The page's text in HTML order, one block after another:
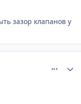
зазор клапанов у